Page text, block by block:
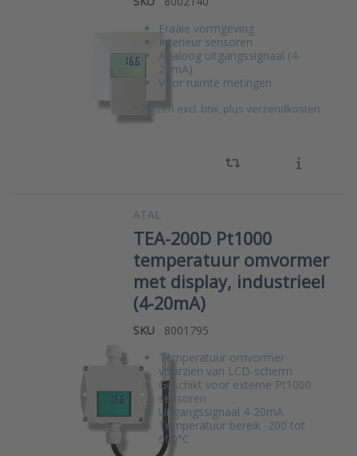
Fraaie vormgeving
Interieur sensoren
Analoog uitgangssignaal (4-
20mA)
Voor ruimte metingen
Prijzen excl. btw, plus verzendkosten
ATAL
TEA-200D Pt1000
temperatuur omvormer
met display, industrieel
(4-20mA)
SKU
8001795
Temperatuur omvormer
voorzien van LCD-scherm
Geschikt voor externe Pt1000
sensoren
Uitgangssignaal 4-20mA
Temperatuur bereik -200 tot
600°C